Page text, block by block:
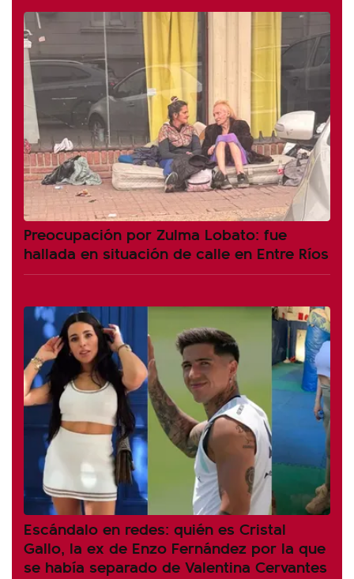
Preocupación por Zulma Lobato: fue
hallada en situación de calle en Entre Ríos
Escándalo en redes: quién es Cristal
Gallo, la ex de Enzo Fernández por la que
se había separado de Valentina Cervantes